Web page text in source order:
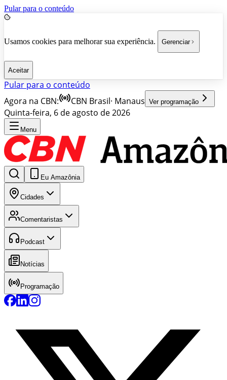
Pular para o conteúdo
Usamos cookies para melhorar sua experiência. Gerenciar
Aceitar
Pular para o conteúdo
Agora na CBN:
CBN Brasil· Manaus Ver programação
Quinta-feira, 6 de agosto de 2026
Menu
Eu Amazônia
Cidades
Comentaristas
Podcast
Notícias
Programação